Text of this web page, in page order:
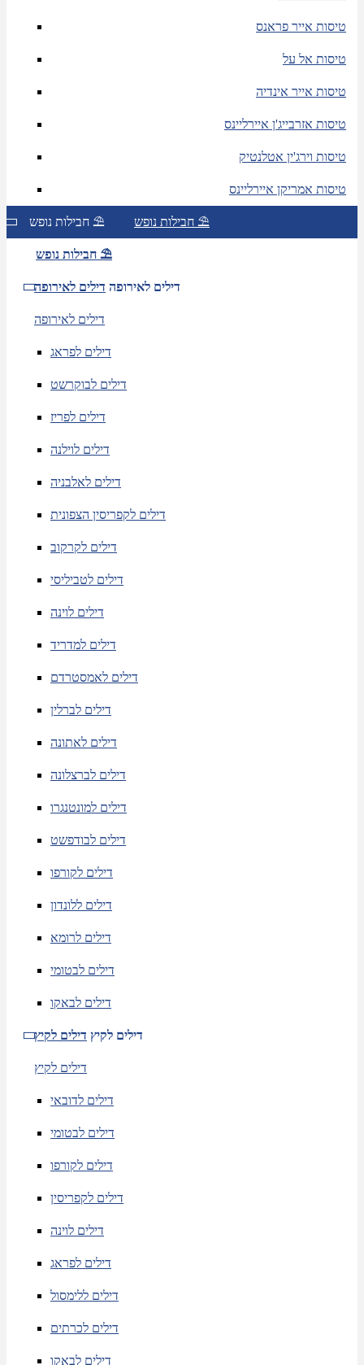
טיסות אייר פראנס
טיסות אל על
טיסות אייר אינדיה
טיסות אזרבייג'ן איירליינס
טיסות וירג'ין אטלנטיק
טיסות אמריקן איירליינס
חבילות נופש ⛱ חבילות נופש ⛱
חבילות נופש ⛱
דילים לאירופה דילים לאירופה
דילים לאירופה
דילים לפראג
דילים לבוקרשט
דילים לפריז
דילים לוילנה
דילים לאלבניה
דילים לקפריסין הצפונית
דילים לקרקוב
דילים לטביליסי
דילים לוינה
דילים למדריד
דילים לאמסטרדם
דילים לברלין
דילים לאתונה
דילים לברצלונה
דילים למונטנגרו
דילים לבודפשט
דילים לקורפו
דילים ללונדון
דילים לרומא
דילים לבטומי
דילים לבאקו
דילים לקיץ דילים לקיץ
דילים לקיץ
דילים לדובאי
דילים לבטומי
דילים לקורפו
דילים לקפריסין
דילים לוינה
דילים לפראג
דילים ללימסול
דילים לכרתים
דילים לבאקו